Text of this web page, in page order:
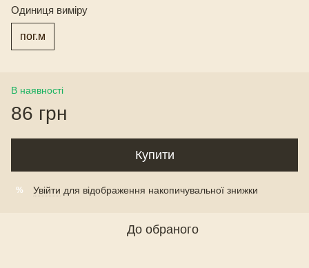
Одиниця виміру
пог.м
В наявності
86 грн
Купити
% Увійти для відображення накопичувальної знижки
До обраного